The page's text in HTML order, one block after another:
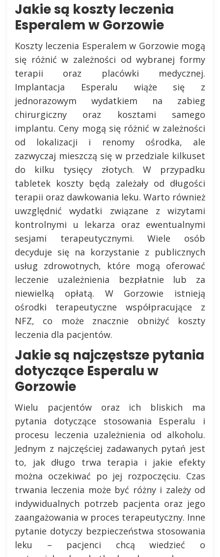
Jakie są koszty leczenia
Esperalem w Gorzowie
Koszty leczenia Esperalem w Gorzowie mogą
się różnić w zależności od wybranej formy
terapii oraz placówki medycznej.
Implantacja Esperalu wiąże się z
jednorazowym wydatkiem na zabieg
chirurgiczny oraz kosztami samego
implantu. Ceny mogą się różnić w zależności
od lokalizacji i renomy ośrodka, ale
zazwyczaj mieszczą się w przedziale kilkuset
do kilku tysięcy złotych. W przypadku
tabletek koszty będą zależały od długości
terapii oraz dawkowania leku. Warto również
uwzględnić wydatki związane z wizytami
kontrolnymi u lekarza oraz ewentualnymi
sesjami terapeutycznymi. Wiele osób
decyduje się na korzystanie z publicznych
usług zdrowotnych, które mogą oferować
leczenie uzależnienia bezpłatnie lub za
niewielką opłatą. W Gorzowie istnieją
ośrodki terapeutyczne współpracujące z
NFZ, co może znacznie obniżyć koszty
leczenia dla pacjentów.
Jakie są najczęstsze pytania
dotyczące Esperalu w
Gorzowie
Wielu pacjentów oraz ich bliskich ma
pytania dotyczące stosowania Esperalu i
procesu leczenia uzależnienia od alkoholu.
Jednym z najczęściej zadawanych pytań jest
to, jak długo trwa terapia i jakie efekty
można oczekiwać po jej rozpoczęciu. Czas
trwania leczenia może być różny i zależy od
indywidualnych potrzeb pacjenta oraz jego
zaangażowania w proces terapeutyczny. Inne
pytanie dotyczy bezpieczeństwa stosowania
leku – pacjenci chcą wiedzieć o